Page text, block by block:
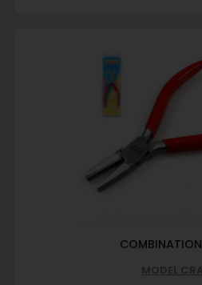
COMBINATION
MODEL